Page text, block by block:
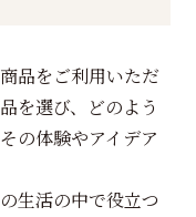
品をご利用いただ
を選び、どのよう
の体験やアイデア
生活の中で役立つ